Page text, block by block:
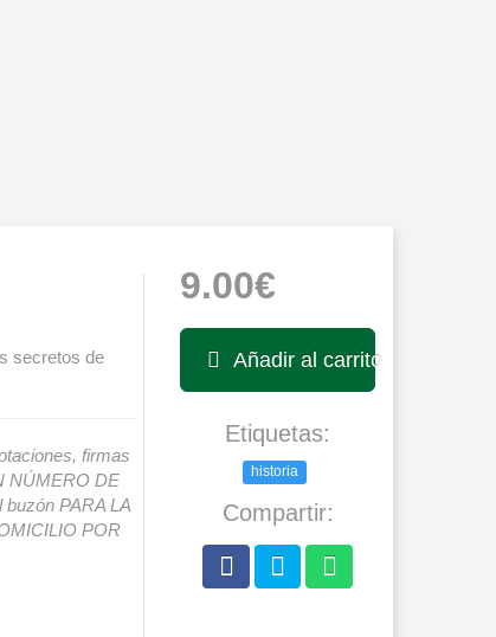
secretos de
firmas
NÚMERO DE
PARA LA
POR
9.00€
Añadir al carrito
Etiquetas:
historia
Compartir: